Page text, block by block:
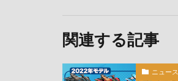
関連する記事
ニュース